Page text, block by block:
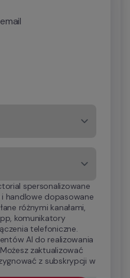
spersonalizowane
handlowe dopasowane
różnymi kanałami,
komunikatory
telefoniczne.
AI do realizowania
zaktualizować
z subskrypcji w